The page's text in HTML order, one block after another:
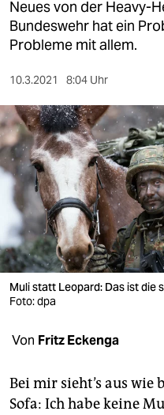
gesellschaft
sport
berlin
nord
wahrheit
verlag
verlag
veranstaltungen
shop
unterstützen
Neues von der Heavy-
Bundeswehr hat ein
Probleme mit allem.
10.3.2021 8:04 Uhr
Muli statt Leopard: Das ist die
Foto: dpa
Von Fritz Eckenga
Bei mir sieht’s aus
Sofa: Ich habe keine